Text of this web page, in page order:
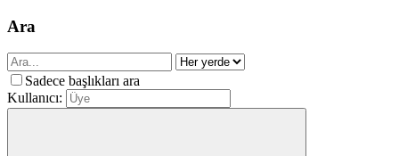
Ara
Sadece başlıkları ara
Kullanıcı: